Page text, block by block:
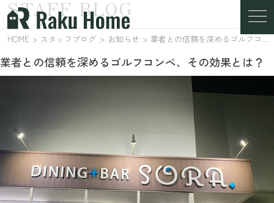
スタッフブログ
STAFF BLOG
HOME スタッフブログ お知らせ 業者との信頼を深めるゴルフコンペ、その効果とは？
業者との信頼を深めるゴルフコンペ、その効果とは？